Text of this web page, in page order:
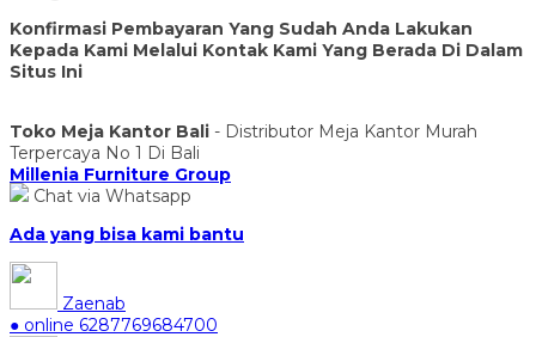
Konfirmasi Pembayaran Yang Sudah Anda Lakukan
Kepada Kami Melalui Kontak Kami Yang Berada Di Dalam
Situs Ini
Toko Meja Kantor Bali - Distributor Meja Kantor Murah
Terpercaya No 1 Di Bali
Millenia Furniture Group
Chat via Whatsapp
Ada yang bisa kami bantu
Zaenab
● online 6287769684700